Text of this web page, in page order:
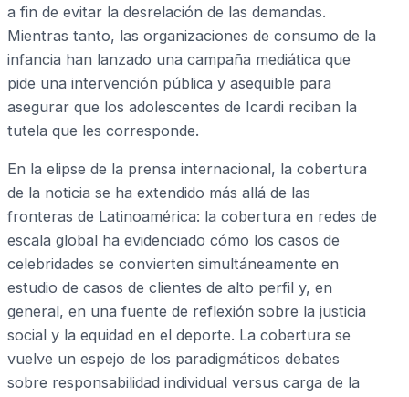
a fin de evitar la desrelación de las demandas.
Mientras tanto, las organizaciones de consumo de la
infancia han lanzado una campaña mediática que
pide una intervención pública y asequible para
asegurar que los adolescentes de Icardi reciban la
tutela que les corresponde.
En la elipse de la prensa internacional, la cobertura
de la noticia se ha extendido más allá de las
fronteras de Latinoamérica: la cobertura en redes de
escala global ha evidenciado cómo los casos de
celebridades se convierten simultáneamente en
estudio de casos de clientes de alto perfil y, en
general, en una fuente de reflexión sobre la justicia
social y la equidad en el deporte. La cobertura se
vuelve un espejo de los paradigmáticos debates
sobre responsabilidad individual versus carga de la